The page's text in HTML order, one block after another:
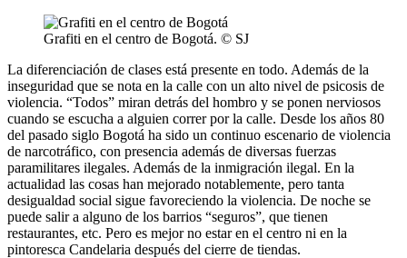
Grafiti en el centro de Bogotá. © SJ
La diferenciación de clases está presente en todo. Además de la
inseguridad que se nota en la calle con un alto nivel de psicosis de
violencia. “Todos” miran detrás del hombro y se ponen nerviosos
cuando se escucha a alguien correr por la calle. Desde los años 80
del pasado siglo Bogotá ha sido un continuo escenario de violencia
de narcotráfico, con presencia además de diversas fuerzas
paramilitares ilegales. Además de la inmigración ilegal. En la
actualidad las cosas han mejorado notablemente, pero tanta
desigualdad social sigue favoreciendo la violencia. De noche se
puede salir a alguno de los barrios “seguros”, que tienen
restaurantes, etc. Pero es mejor no estar en el centro ni en la
pintoresca Candelaria después del cierre de tiendas.